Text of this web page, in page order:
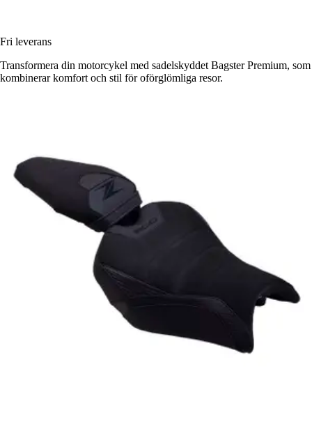
Fri leverans
Transformera din motorcykel med sadelskyddet Bagster Premium, som
kombinerar komfort och stil för oförglömliga resor.